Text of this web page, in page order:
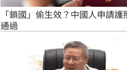
「鎖國」偷生效？中國人申請護
通過